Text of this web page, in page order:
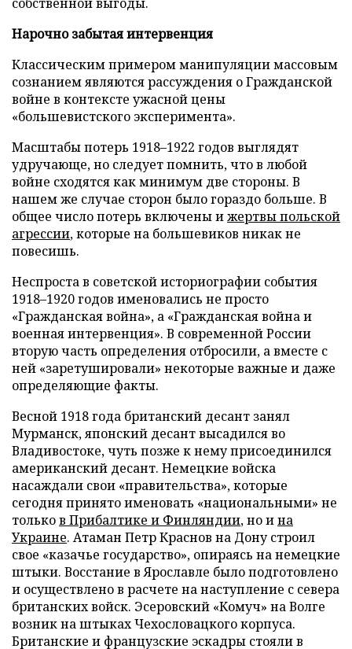
Нарочно забытая интервенция
Классическим примером манипуляции массовым
сознанием являются рассуждения о Гражданской
войне в контексте ужасной цены
«большевистского эксперимента».
Масштабы потерь 1918–1922 годов выглядят
удручающе, но следует помнить, что в любой
войне сходятся как минимум две стороны. В
нашем же случае сторон было гораздо больше. В
общее число потерь включены ижертвы польской
агрессии, которые на большевиков никак не
повесишь.
Неспроста в советской историографии события
1918–1920 годов именовались не просто
«Гражданская война», а «Гражданская война и
военная интервенция». В современной России
вторую часть определения отбросили, а вместе с
ней «заретушировали» некоторые важные и даже
определяющие факты.
Весной 1918 года британский десант занял
Мурманск, японский десант высадился во
Владивостоке, чуть позже к нему присоединился
американский десант. Немецкие войска
насаждали свои «правительства», которые
сегодня принято именовать «национальными» не
тольков Прибалтике и Финляндии, но ина
Украине. Атаман Петр Краснов на Дону строил
свое «казачье государство», опираясь на немецкие
штыки. Восстание в Ярославле было подготовлено
и осуществлено в расчете на наступление с севера
британских войск. Эсеровский «Комуч» на Волге
возник на штыках Чехословацкого корпуса.
Британские и французские эскадры стояли в